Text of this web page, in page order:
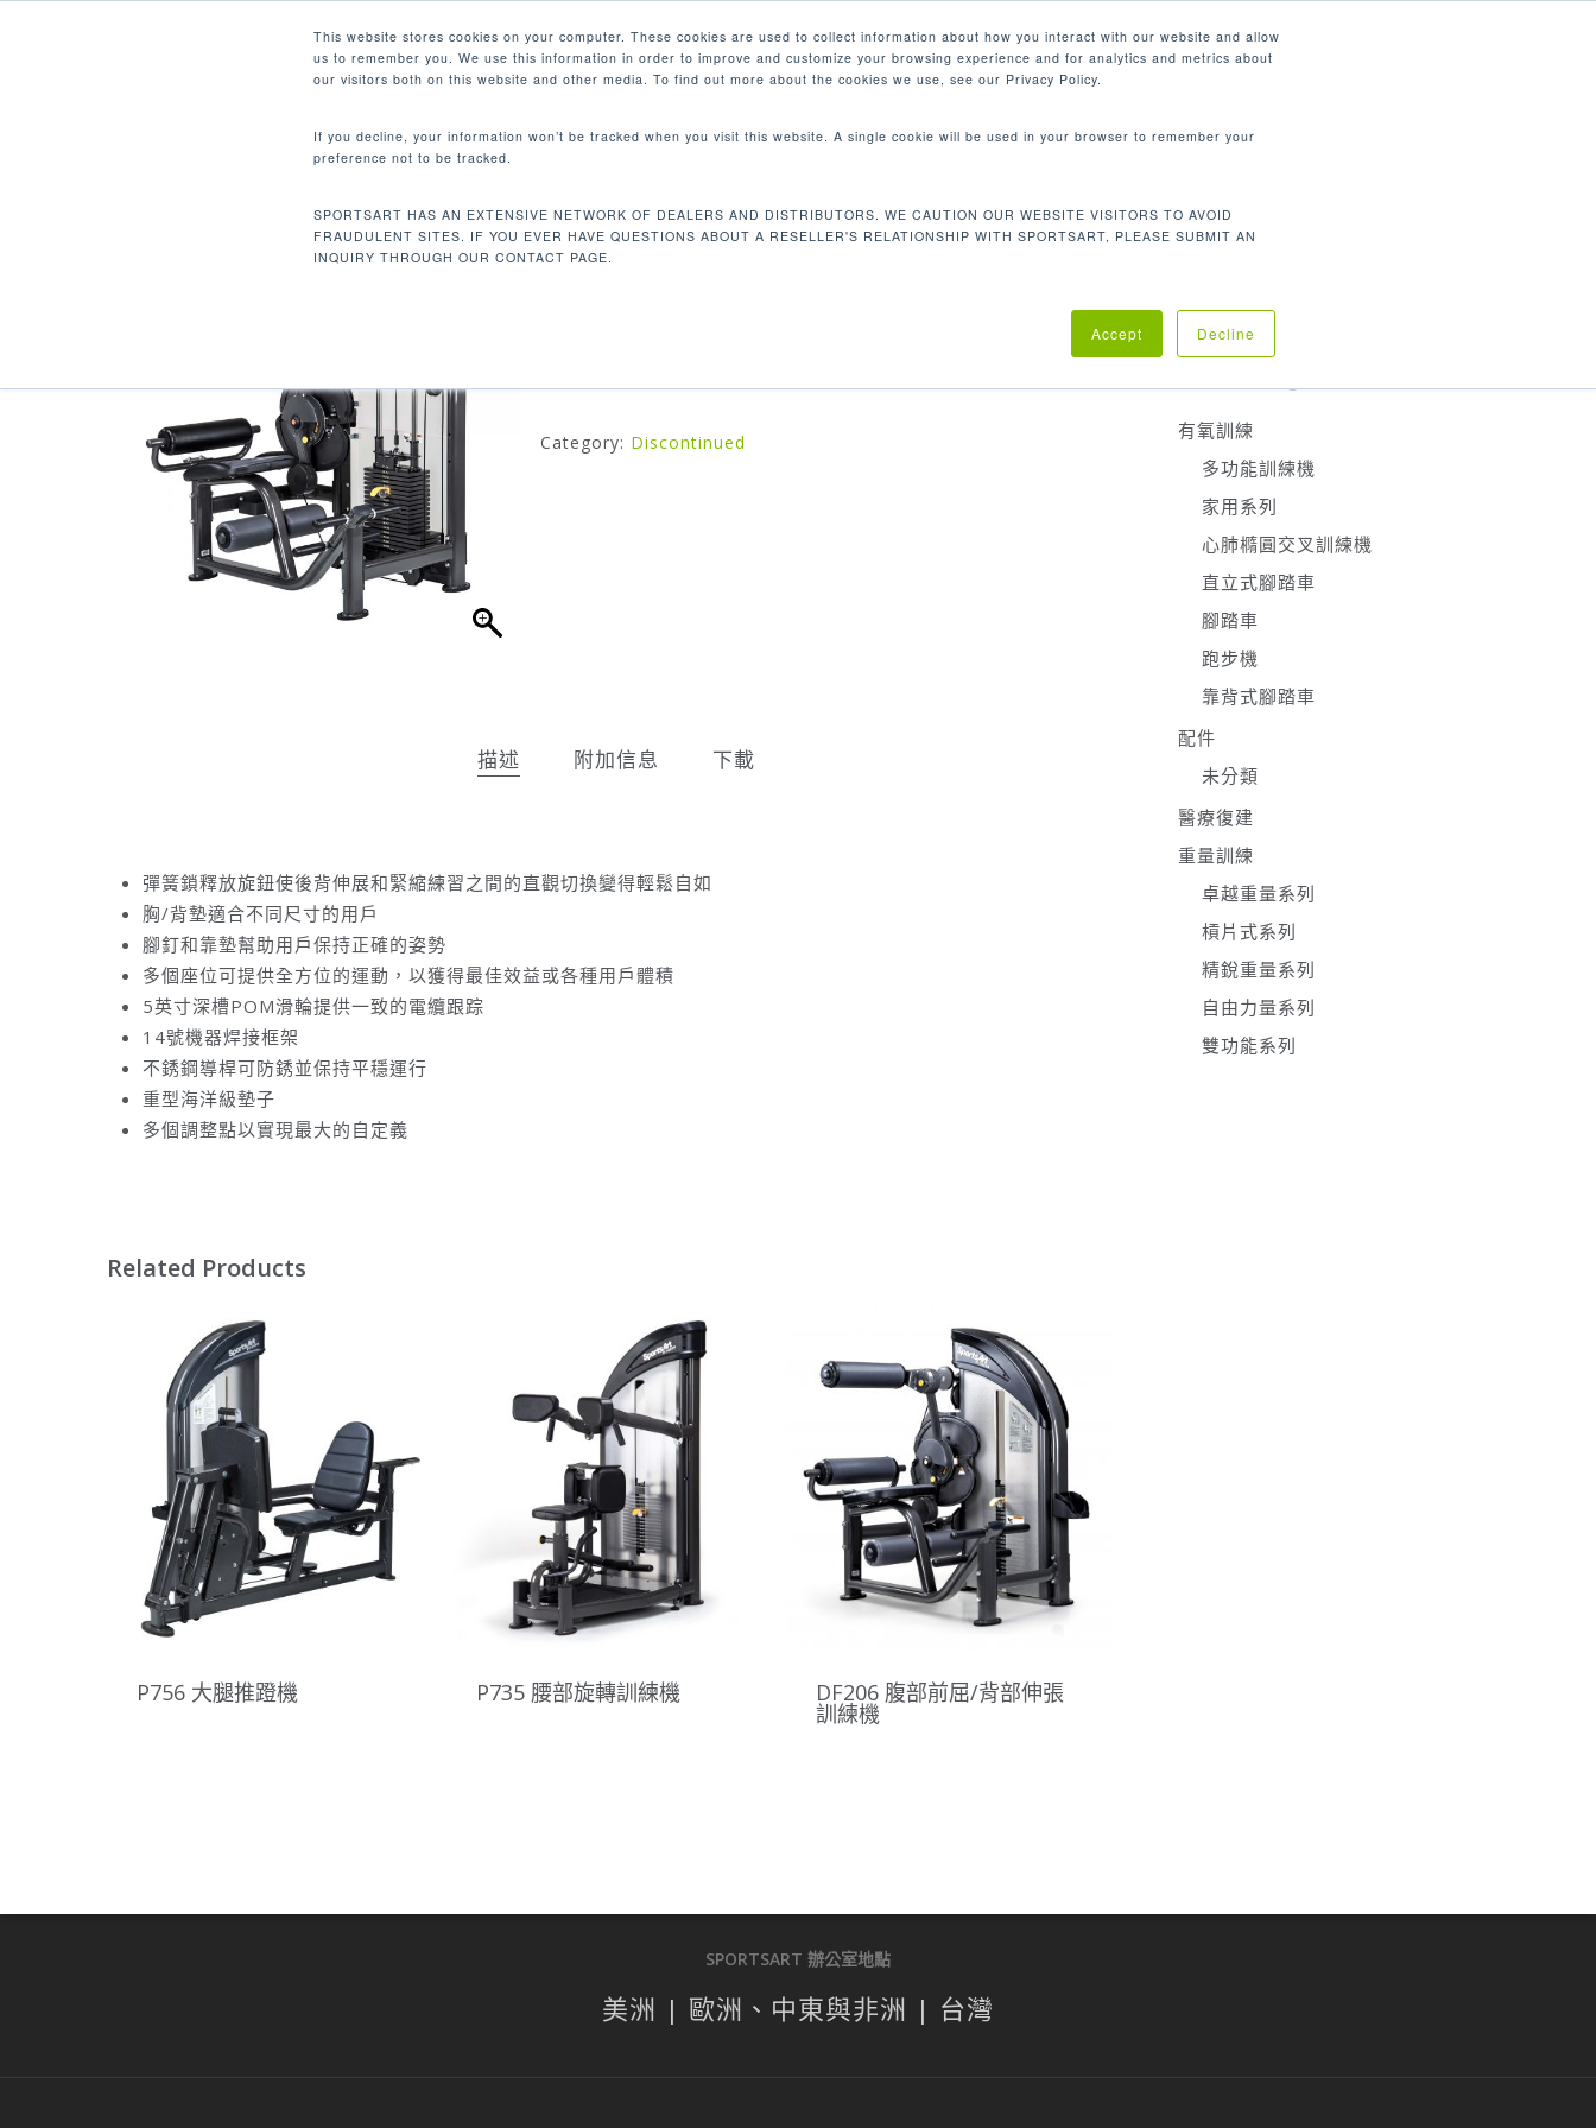
This website stores cookies on your computer. These cookies are used to collect information about how you interact with our website and allow
us to remember you. We use this information in order to improve and customize your browsing experience and for analytics and metrics about
our visitors both on this website and other media. To find out more about the cookies we use, see our Privacy Policy.
If you decline, your information won’t be tracked when you visit this website. A single cookie will be used in your browser to remember your
preference not to be tracked.
SPORTSART HAS AN EXTENSIVE NETWORK OF DEALERS AND DISTRIBUTORS. WE CAUTION OUR WEBSITE VISITORS TO AVOID
FRAUDULENT SITES. IF YOU EVER HAVE QUESTIONS ABOUT A RESELLER'S RELATIONSHIP WITH SPORTSART, PLEASE SUBMIT AN
INQUIRY THROUGH OUR CONTACT PAGE.
Accept Decline
LinkedIn
Hit enter to search or ESC to close
產品 市場
DF106 BACK EXTENSION AB CRUNCH
我們獨特的雙功能推拉設計是您理想的空間產品。你在一台設計精美
Category: Discontinued
描述 附加信息 下載
彈簧鎖釋放旋鈕使後背伸展和緊縮練習之間的直觀切換變得輕鬆自如
胸/背墊適合不同尺寸的用戶
腳釘和靠墊幫助用戶保持正確的姿勢
多個座位可提供全方位的運動，以獲得最佳效益或各種用戶體積
5英寸深槽POM滑輪提供一致的電纜跟踪
14號機器焊接框架
不銹鋼導桿可防銹並保持平穩運行
重型海洋級墊子
多個調整點以實現最大的自定義
Related Products
P756 大腿推蹬機 P735 腰部旋轉訓練機 DF206 腹部前屈/背部伸張
訓練機
有氧訓練
有氧訓練
多功能訓練機
家用系列
心肺橢圓交叉訓練機
直立式腳踏車
腳踏車
跑步機
靠背式腳踏車
配件
未分類
醫療復建
重量訓練
卓越重量系列
槓片式系列
精銳重量系列
自由力量系列
雙功能系列
SPORTSART 辦公室地點
美洲 | 歐洲、中東與非洲 | 台灣